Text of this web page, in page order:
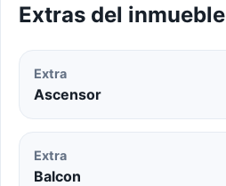
Extras del inmueble
Extra
Ascensor
Extra
Balcon